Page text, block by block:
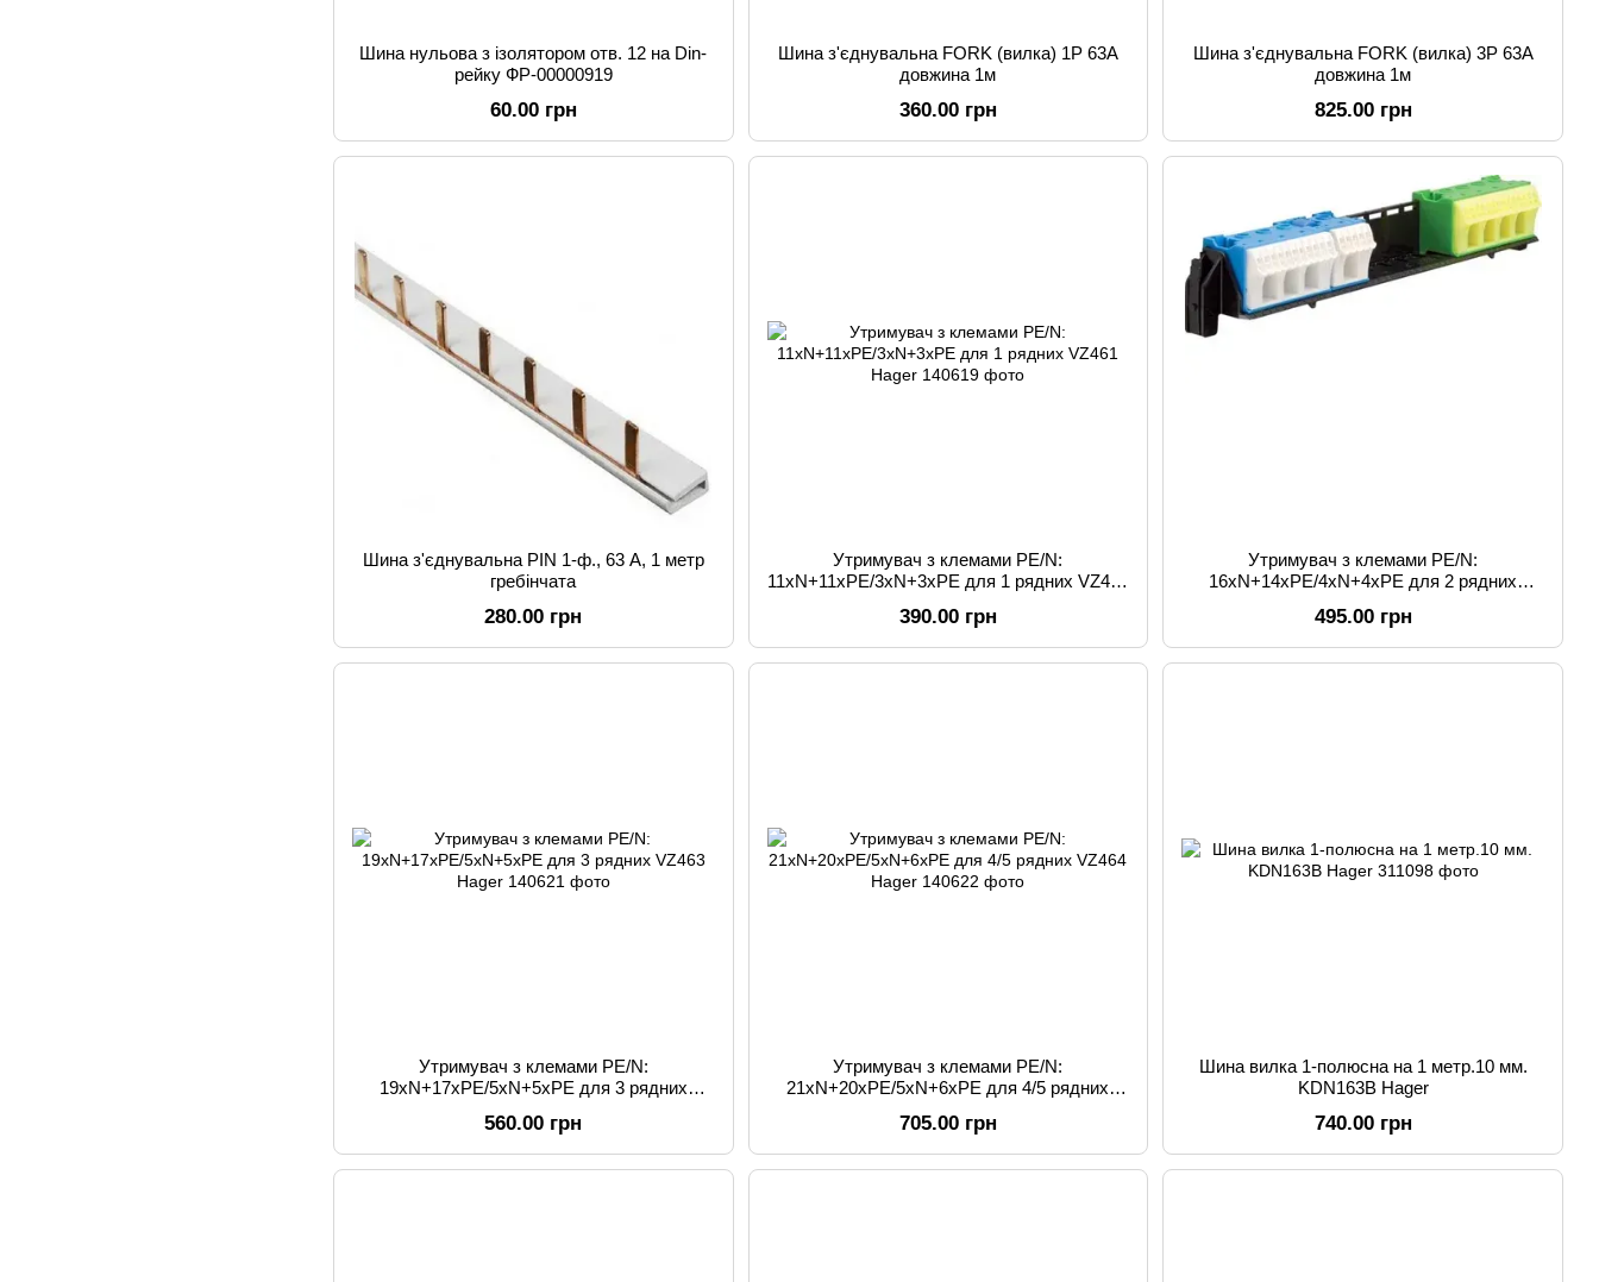
Шина нульова з ізолятором отв. 12 на Din-
рейку ФР-00000919
60.00 грн
Шина з'єднувальна FORK (вилка) 1Р 63А
довжина 1м
360.00 грн
Шина з'єднувальна FORK (вилка) 3Р 63А
довжина 1м
825.00 грн
Шина з'єднувальна PIN 1-ф., 63 А, 1 метр
гребінчата
280.00 грн
Утримувач з клемами PE/N:
11хN+11xPE/3xN+3xPE для 1 рядних VZ461
390.00 грн
Утримувач з клемами PE/N:
16хN+14xPE/4xN+4xPE для 2 рядних
495.00 грн
Утримувач з клемами PE/N:
19хN+17xPE/5xN+5xPE для 3 рядних
560.00 грн
Утримувач з клемами PE/N:
21хN+20xPE/5xN+6xPE для 4/5 рядних
705.00 грн
Шина вилка 1-полюсна на 1 метр.10 мм.
KDN163B Hager
740.00 грн